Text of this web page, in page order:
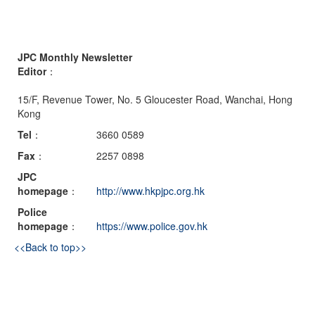
JPC Monthly Newsletter
Editor：
15/F, Revenue Tower, No. 5 Gloucester Road, Wanchai, Hong
Kong
Tel ：
3660 0589
Fax ：
2257 0898
JPC
homepage ：
http://www.hkpjpc.org.hk
Police
homepage ：
https://www.police.gov.hk
<<Back to top>>